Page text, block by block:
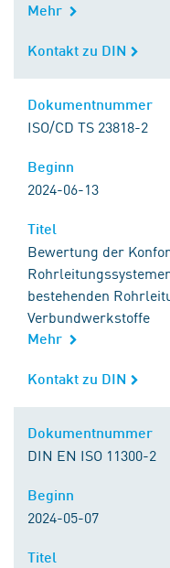
Mehr
Kontakt zu DIN
Kontakt zu DIN
Dokumentnummer
ISO/CD TS 23818-2
Beginn
2024-06-13
Titel
Bewertung der
bestehenden
Verbundwerkstoffe
Mehr
Kontakt zu DIN
Kontakt zu DIN
Dokumentnummer
DIN EN ISO 11300-2
Beginn
2024-05-07
Titel